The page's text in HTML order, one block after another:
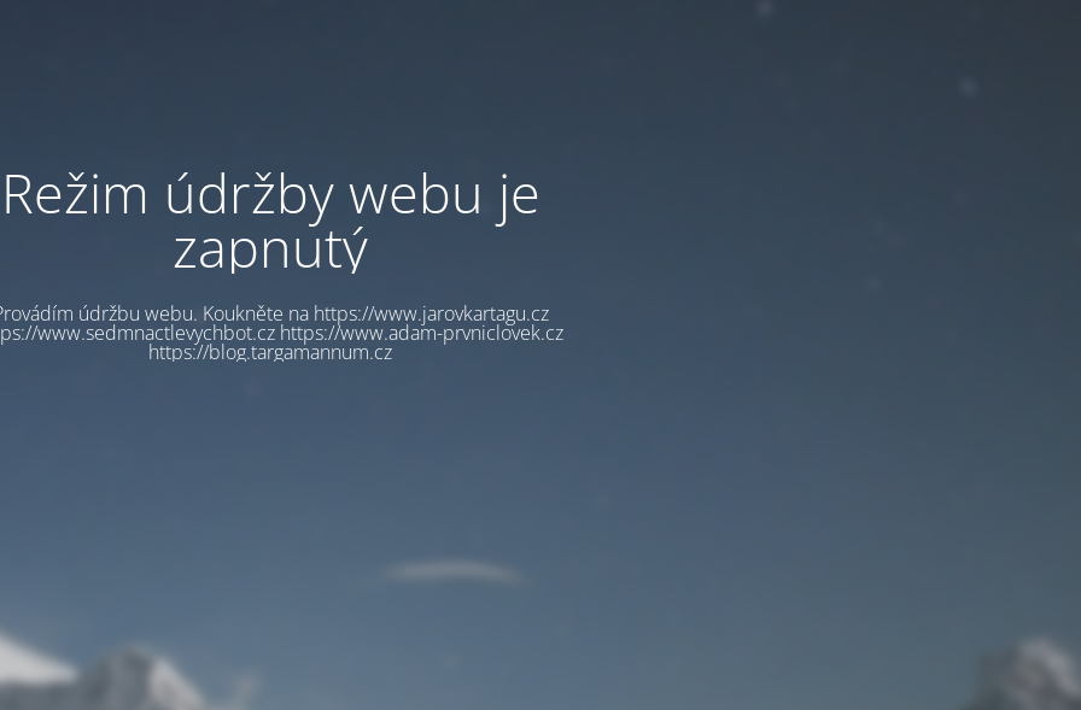
Režim údržby webu je
zapnutý
údržbu webu. Koukněte na https://www.jarovkartagu.cz
www.sedmnactlevychbot.cz https://www.adam-prvniclovek.cz
https://blog.targamannum.cz